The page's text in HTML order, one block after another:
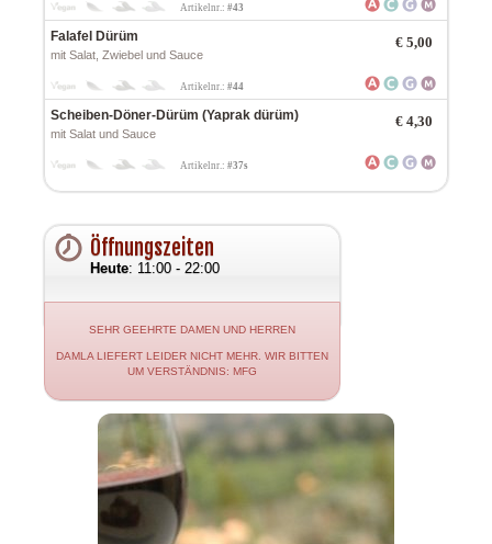
Artikelnr.: #43
€ 5,00
Falafel Dürüm
mit Salat, Zwiebel und Sauce
Artikelnr.: #44
€ 4,30
Scheiben-Döner-Dürüm (Yaprak dürüm)
mit Salat und Sauce
Artikelnr.: #37s
Öffnungszeiten
Heute: 11:00 - 22:00
SEHR GEEHRTE DAMEN UND HERREN
DAMLA LIEFERT LEIDER NICHT MEHR. WIR BITTEN
UM VERSTÄNDNIS: MFG